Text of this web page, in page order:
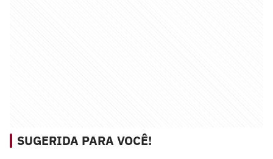
SUGERIDA PARA VOCÊ!